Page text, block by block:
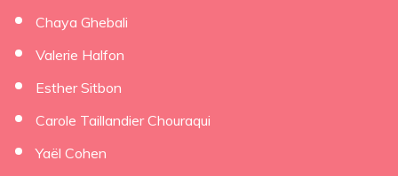
Chaya Ghebali
Valerie Halfon
Esther Sitbon
Carole Taillandier Chouraqui
Yaël Cohen